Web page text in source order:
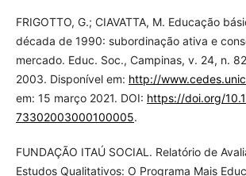
FRIGOTTO, G.; CIAVATTA, M. Educação
década de 1990: subordinação ativa e
mercado. Educ. Soc., Campinas, v. 24, n.
2003. Disponível em: http://
em: 15 março 2021. DOI: https://doi.org/
73302003000100005.
FUNDAÇÃO ITAÚ SOCIAL. Relatório de
Estudos Qualitativos: O Programa Mais